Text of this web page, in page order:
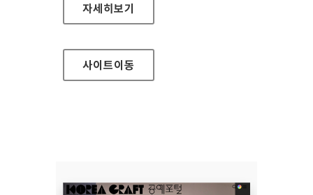
현대HDS
자세히보기
사이트이동